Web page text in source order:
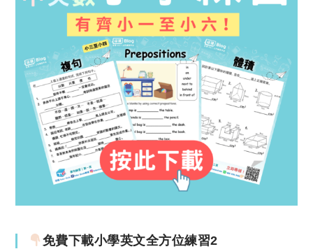
免費下載小學英文全方位練習2